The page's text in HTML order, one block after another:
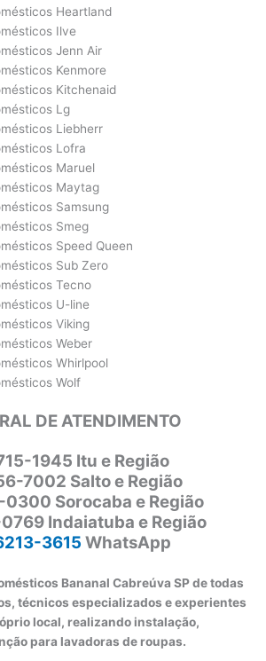
Heartland
Ilve
Jenn Air
Kenmore
Kitchenaid
Lg
Liebherr
Lofra
Maruel
Maytag
Samsung
Smeg
Speed Queen
Sub Zero
Tecno
U-line
Viking
Weber
Whirlpool
Wolf
DE ATENDIMENTO
1945 Itu e Região
7002 Salto e Região
Sorocaba e Região
Indaiatuba e Região
3615 WhatsApp
Bananal Cabreúva SP de todas
técnicos especializados e experientes
local, realizando instalação,
para lavadoras de roupas.